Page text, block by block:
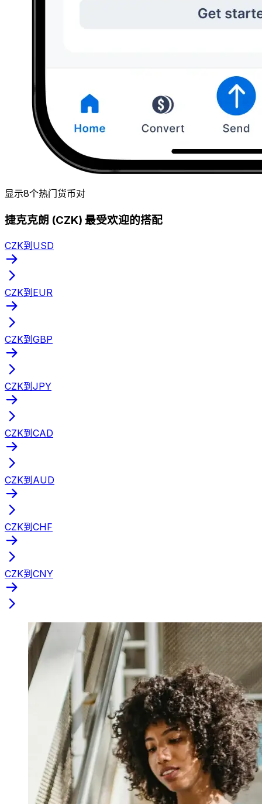
显示8个热门货币对
捷克克朗 (CZK) 最受欢迎的搭配
CZK到USD
CZK到EUR
CZK到GBP
CZK到JPY
CZK到CAD
CZK到AUD
CZK到CHF
CZK到CNY